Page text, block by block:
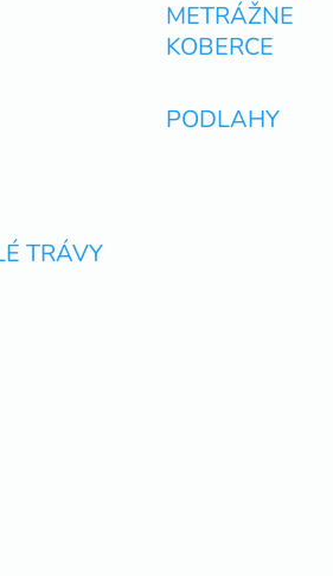
METRÁŽNE
KOBERCE
PODLAHY
TRÁVY